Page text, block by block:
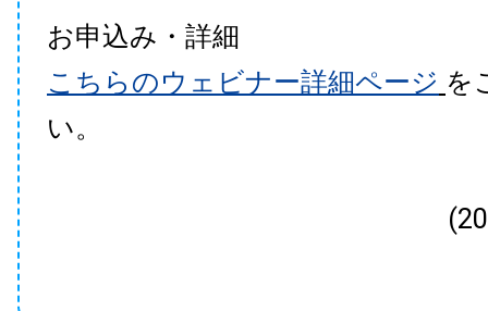
お申込み・詳細
こちらのウェビナー詳細ページ を
い。